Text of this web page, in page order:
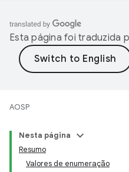
Esta página foi traduzida
AOSP
Nesta página
Resumo
Valores de enumeração